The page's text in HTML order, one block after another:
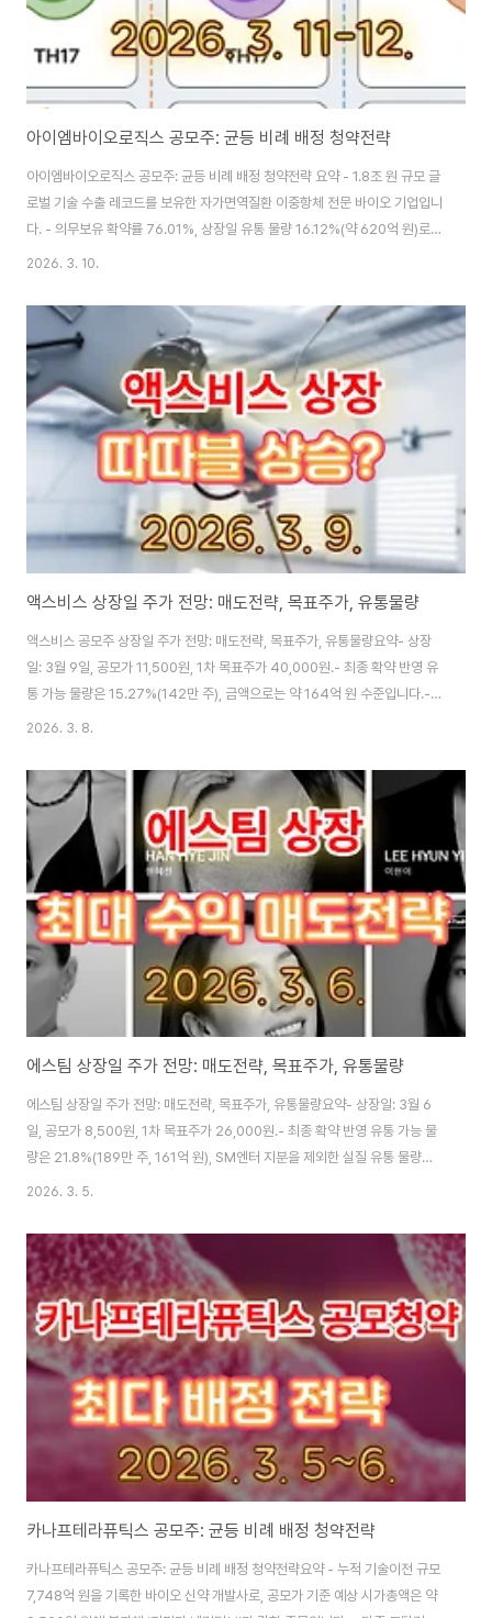
아이엠바이오로직스 공모주: 균등 비례 배정 청약전략
아이엠바이오로직스 공모주: 균등 비례 배정 청약전략 요약 - 1.8조 원 규모 글
로벌 기술 수출 레코드를 보유한 자가면역질환 이중항체 전문 바이오 기업입니
다. - 의무보유 확약률 76.01%, 상장일 유통 물량 16.12%(약 620억 원)로
오버행 리스크가 낮은 편입니다. - 뉴코(NewCo) 구조로 단일 파이프라인 집
니다.📈 기본 정보공모가: 26,000원청약일: 2024년 3월 11일 ~ 3월 12일
환불일: 3월 16일 (4일 소요)상장일: 3월 20일(금)균등배정 예상: 0.3~0.4
주 (추첨 구조)의무보유 확약률: 76.01% (3~6개월 장기 확약 위주)상장일 유
통 물량: 16.12%(238만 주, 약 620억 원, 오..
2026. 3. 10.
액스비스 상장일 주가 전망: 매도전략, 목표주가, 유통물량
액스비스 공모주 상장일 주가 전망: 매도전략, 목표주가, 유통물량요약- 상장
일: 3월 9일, 공모가 11,500원, 1차 목표주가 40,000원.- 최종 확약 반영 유
통 가능 물량은 15.27%(142만 주), 금액으로는 약 164억 원 수준입니다.-
기관 의무보유 확약률 96.2%, 우리사주 0% 구조로 상장일 ‘수급의 절대 강
니다.📌 기본 정보상장일: 3월 9일공모가: 11,500원주관사: 미래에셋증권1차
목표주가: 40,000원유통 가능 물량: 15.27%(142만 주), 약 164억 원1. 서
론: 액스비스의 시장 포지셔닝과 기술적 차별성액스비스는 지능형 과학 장비와
소프트웨어 융합 솔루션을 통해 산업 공정의 패러다임 ..
2026. 3. 8.
에스팀 상장일 주가 전망: 매도전략, 목표주가, 유통물량
에스팀 상장일 주가 전망: 매도전략, 목표주가, 유통물량요약- 상장일: 3월 6
일, 공모가 8,500원, 1차 목표주가 26,000원.- 최종 확약 반영 유통 가능 물
량은 21.8%(189만 주, 161억 원), SM엔터 지분을 제외한 실질 유통 물량은
14.54%(126만 주, 107억 원)에 불과합니다.- 높은 의무보유 확약률
1~3개월 후 확약 해제 구간 변동성에 유의해야 합니다.📌 기본 정보상장일: 3
월 6일공모가: 8,500원주관사: 한국투자증권목표주가(1차): 26,000원유통
가능 물량: 21.8%(189만 주, 161억 원)SM 지분 제외 실질 유통 물량:
14.54%(126만 주, 107억 원)1. 공모 ..
2026. 3. 5.
카나프테라퓨틱스 공모주: 균등 비례 배정 청약전략
카나프테라퓨틱스 공모주: 균등 비례 배정 청약전략요약 - 누적 기술이전 규모
7,748억 원을 기록한 바이오 신약 개발사로, 공모가 기준 예상 시가총액은 약